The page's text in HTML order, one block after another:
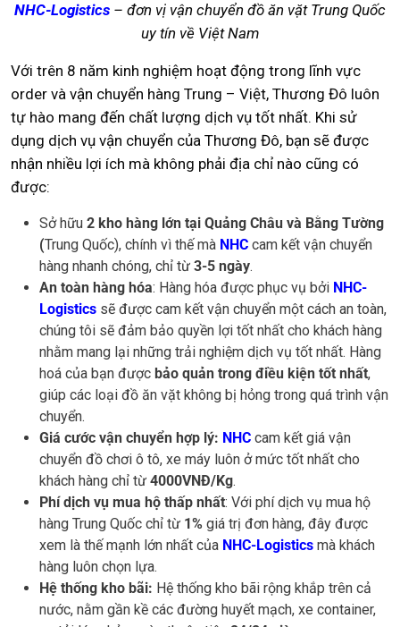
NHC-Logistics – đơn vị vận chuyển đồ ăn vặt Trung Quốc
uy tín về Việt Nam
Với trên 8 năm kinh nghiệm hoạt động trong lĩnh vực
order và vận chuyển hàng Trung – Việt, Thương Đô luôn
tự hào mang đến chất lượng dịch vụ tốt nhất. Khi sử
dụng dịch vụ vận chuyển của Thương Đô, bạn sẽ được
nhận nhiều lợi ích mà không phải địa chỉ nào cũng có
được:
Sở hữu 2 kho hàng lớn tại Quảng Châu và Bằng Tường
(Trung Quốc), chính vì thế mà NHC cam kết vận chuyển
hàng nhanh chóng, chỉ từ 3-5 ngày.
An toàn hàng hóa: Hàng hóa được phục vụ bởi NHC-
Logistics sẽ được cam kết vận chuyển một cách an toàn,
chúng tôi sẽ đảm bảo quyền lợi tốt nhất cho khách hàng
nhằm mang lại những trải nghiệm dịch vụ tốt nhất. Hàng
hoá của bạn được bảo quản trong điều kiện tốt nhất,
giúp các loại đồ ăn vặt không bị hỏng trong quá trình vận
chuyển.
Giá cước vận chuyển hợp lý: NHC cam kết giá vận
chuyển đồ chơi ô tô, xe máy luôn ở mức tốt nhất cho
khách hàng chỉ từ 4000VNĐ/Kg.
Phí dịch vụ mua hộ thấp nhất: Với phí dịch vụ mua hộ
hàng Trung Quốc chỉ từ 1% giá trị đơn hàng, đây được
xem là thế mạnh lớn nhất của NHC-Logistics mà khách
hàng luôn chọn lựa.
Hệ thống kho bãi: Hệ thống kho bãi rộng khắp trên cả
nước, nằm gần kề các đường huyết mạch, xe container,